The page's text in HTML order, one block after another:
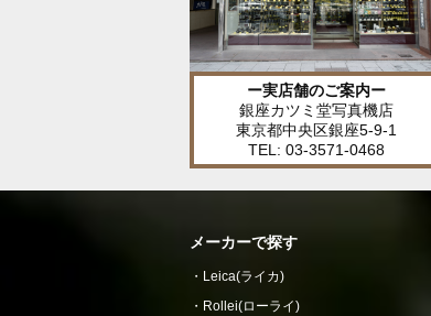
ー実店舗のご案内ー
銀座カツミ堂写真機店
東京都中央区銀座5-9-1
TEL: 03-3571-0468
メーカーで探す
Leica(ライカ)
Rollei(ローライ)